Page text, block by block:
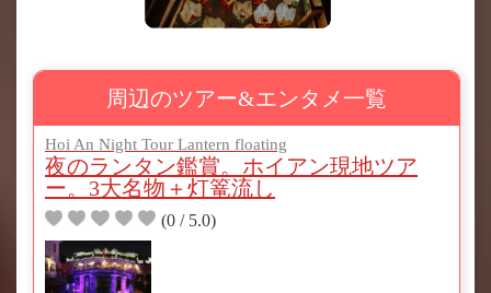
周辺のツアー&エンタメ一覧
Hoi An Night Tour Lantern floating
夜のランタン鑑賞。ホイアン現地ツア
ー。3大名物＋灯篭流し
(0 / 5.0)